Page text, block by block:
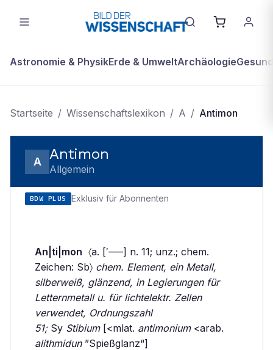
Astronomie & PhysikErde & UmweltArchäologie
Startseite / Wissenschaftslexikon / A / Antimon
A Antimon
Allgemein
BDW PLUS Exklusiv für Abonnenten
An|ti|mon 〈a. [′–––] n. 11; unz.; chem.
Zeichen: Sb〉 chem. Element, ein Metall,
silberweiß, glänzend, in Legierungen für
Letternmetall u. für lichtelektr. Zellen
verwendet, Ordnungszahl
51;Sy Stibium[<mlat. antimonium<arab.
alithmidun”Spießglanz“]